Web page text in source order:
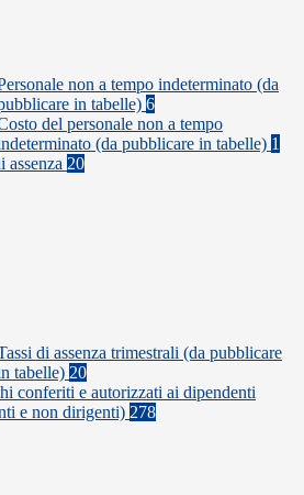
non a tempo indeterminato (da
in tabelle) 6
del personale non a tempo
(da pubblicare in tabelle) 1
assenza 20
di assenza trimestrali (da pubblicare
tabelle) 20
conferiti e autorizzati ai dipendenti
e non dirigenti) 278